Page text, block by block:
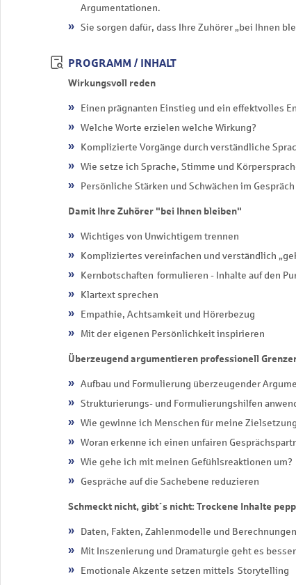
Argumentationen.
Sie sorgen dafür, dass Ihre Zuhörer „bei Ihnen
PROGRAMM / INHALT
Wirkungsvoll reden
Einen prägnanten Einstieg und ein effektvolles
Welche Worte erzielen welche Wirkung?
Komplizierte Vorgänge durch verständliche
Wie setze ich Sprache, Stimme und
Persönliche Stärken und Schwächen im
Damit Ihre Zuhörer "bei Ihnen bleiben"
Wichtiges von Unwichtigem trennen
Kompliziertes vereinfachen und verständlich
Kernbotschaften formulieren - Inhalte auf den
Klartext sprechen
Empathie, Achtsamkeit und Hörerbezug
Mit der eigenen Persönlichkeit inspirieren
Überzeugend argumentieren professionell
Aufbau und Formulierung überzeugender
Strukturierungs- und Formulierungshilfen
Wie gewinne ich Menschen für meine
Woran erkenne ich einen unfairen
Wie gehe ich mit meinen Gefühlsreaktionen um?
Gespräche auf die Sachebene reduzieren
Schmeckt nicht, gibt´s nicht: Trockene Inhalte
Daten, Fakten, Zahlenmodelle und
Mit Inszenierung und Dramaturgie geht es besser
Emotionale Akzente setzen mittels Storytelling